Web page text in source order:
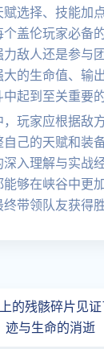
赋选择、技能加
盖伦玩家必备
力敌人还是参与
大的生命值、输
起到至关重要的
，玩家应根据敌
自己的天赋和装
深入理解与实战
能够在峡谷中更
带领队友获得胜
的残骸碎片见
迹与生命的消逝